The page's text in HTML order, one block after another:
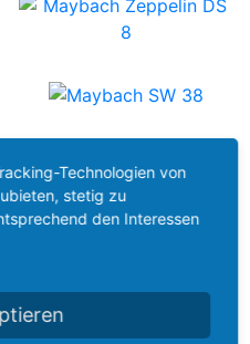
Bentley
Technologien von
stetig zu
den Interessen